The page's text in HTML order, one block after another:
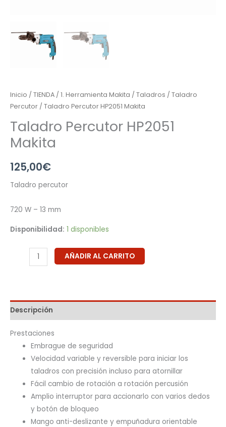
Inicio / TIENDA / 1. Herramienta Makita / Taladros / Taladro
Percutor / Taladro Percutor HP2051 Makita
Taladro Percutor HP2051
Makita
125,00€
Taladro percutor
720 W – 13 mm
Disponibilidad: 1 disponibles
AÑADIR AL CARRITO
Descripción
Prestaciones
Embrague de seguridad
Velocidad variable y reversible para iniciar los
taladros con precisión incluso para atornillar
Fácil cambio de rotación a rotación percusión
Amplio interruptor para accionarlo con varios dedos
y botón de bloqueo
Mango anti-deslizante y empuñadura orientable